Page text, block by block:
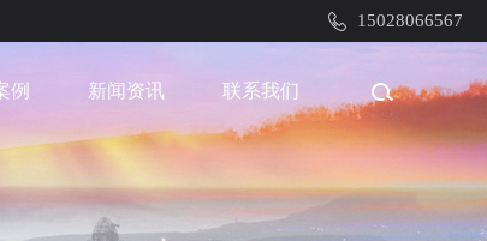
15028066567
例 新闻资讯 联系我们